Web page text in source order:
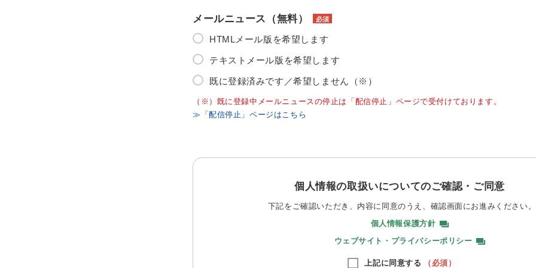
メールニュース（無料） 必須
HTMLメール版を希望します
テキストメール版を希望します
既に登録済みです／希望しません（※）
（※）既に登録中メールニュースの停止は「配信停止」ページで受付けております。
≫「配信停止」ページはこちら
個人情報の取扱いについてのご確認・ご同意
下記をご確認いただき、内容に同意のうえ、 確認画面にお進みください。
個人情報保護方針
ウェブサイト・プライバシーポリシー
上記に同意する （必須）